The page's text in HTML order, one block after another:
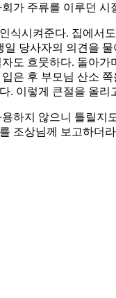
가 주류를 이루던
식시켜준다. 집에
당사자의 의견을
도 흐뭇하다. 돌아
은 후 부모님 산소
. 이렇게 큰절을 올
하지 않으니 틀릴
조상님께 보고하더